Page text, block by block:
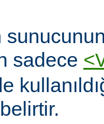
sadece